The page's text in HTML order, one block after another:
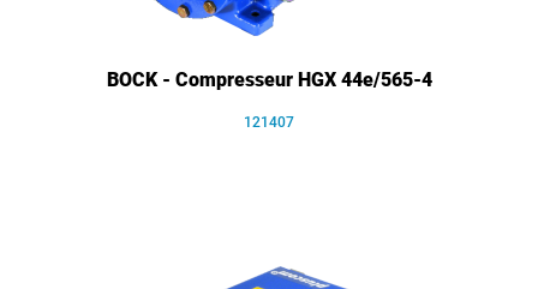
BOCK - Compresseur HGX 44e/565-4
121407